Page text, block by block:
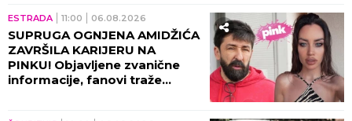
ESTRADA 11:00 06.08.2026
SUPRUGA OGNJENA AMIDŽIĆA
ZAVRŠILA KARIJERU NA
PINKU! Objavljene zvanične
informacije, fanovi traže